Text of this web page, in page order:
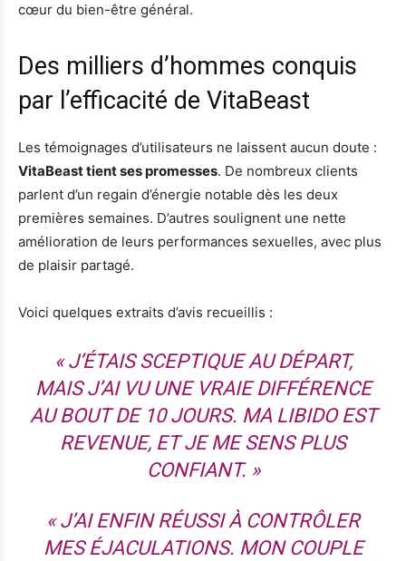
cœur du bien-être général.
Des milliers d’hommes conquis
par l’efficacité de VitaBeast
Les témoignages d’utilisateurs ne laissent aucun doute :
VitaBeast tient ses promesses. De nombreux clients
parlent d’un regain d’énergie notable dès les deux
premières semaines. D’autres soulignent une nette
amélioration de leurs performances sexuelles, avec plus
de plaisir partagé.
Voici quelques extraits d’avis recueillis :
« J’ÉTAIS SCEPTIQUE AU DÉPART,
MAIS J’AI VU UNE VRAIE DIFFÉRENCE
AU BOUT DE 10 JOURS. MA LIBIDO EST
REVENUE, ET JE ME SENS PLUS
CONFIANT. »
« J’AI ENFIN RÉUSSI À CONTRÔLER
MES ÉJACULATIONS. MON COUPLE